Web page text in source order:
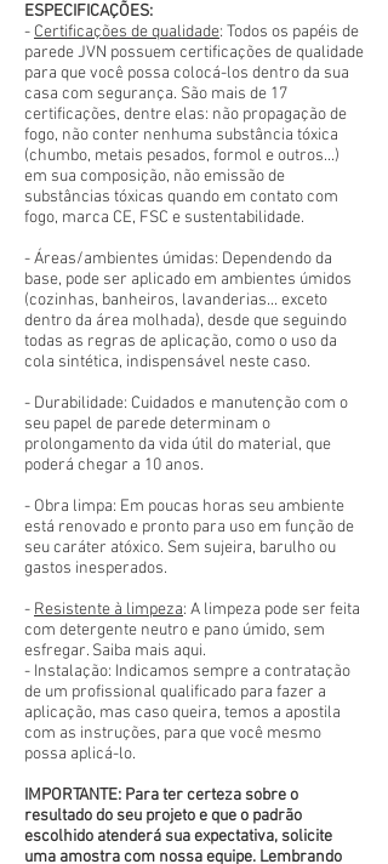
ESPECIFICAÇÕES:
- Certificações de qualidade: Todos os papéis de
parede JVN possuem certificações de qualidade
para que você possa colocá-los dentro da sua
casa com segurança. São mais de 17
certificações, dentre elas: não propagação de
fogo, não conter nenhuma substância tóxica
(chumbo, metais pesados, formol e outros...)
em sua composição, não emissão de
substâncias tóxicas quando em contato com
fogo, marca CE, FSC e sustentabilidade.
- Áreas/ambientes úmidas: Dependendo da
base, pode ser aplicado em ambientes úmidos
(cozinhas, banheiros, lavanderias... exceto
dentro da área molhada), desde que seguindo
todas as regras de aplicação, como o uso da
cola sintética, indispensável neste caso.
- Durabilidade: Cuidados e manutenção com o
seu papel de parede determinam o
prolongamento da vida útil do material, que
poderá chegar a 10 anos.
- Obra limpa: Em poucas horas seu ambiente
está renovado e pronto para uso em função de
seu caráter atóxico. Sem sujeira, barulho ou
gastos inesperados.
- Resistente à limpeza: A limpeza pode ser feita
com detergente neutro e pano úmido, sem
esfregar. Saiba mais aqui.
- Instalação: Indicamos sempre a contratação
de um profissional qualificado para fazer a
aplicação, mas caso queira, temos a apostila
com as instruções, para que você mesmo
possa aplicá-lo.
IMPORTANTE: Para ter certeza sobre o
resultado do seu projeto e que o padrão
escolhido atenderá sua expectativa, solicite
uma amostra com nossa equipe. Lembrando